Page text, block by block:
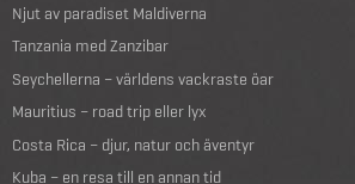
Njut av paradiset Maldiverna
Tanzania med Zanzibar
Seychellerna – världens vackraste öar
Mauritius – road trip eller lyx
Costa Rica – djur, natur och äventyr
Kuba – en resa till en annan tid